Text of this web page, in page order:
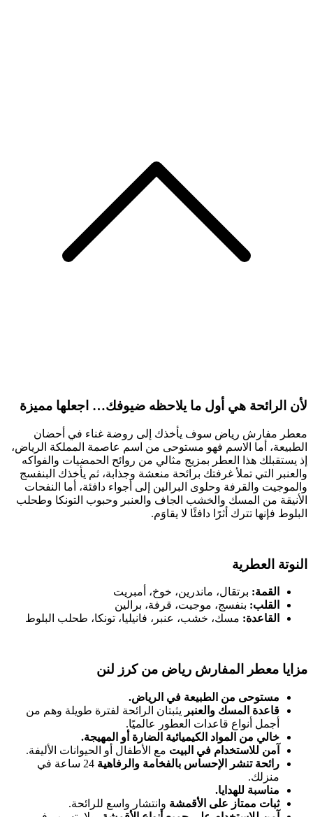
لأن الرائحة هي أول ما يلاحظه ضيوفك… اجعلها مميزة
معطر مفارش رياض سوف يأخذك إلى روضة غناء في أحضان
الطبيعة، أما الاسم فهو مستوحى من اسم عاصمة المملكة الرياض،
إذ يستقبلك هذا العطر بمزيج مثالي من روائح الحمضيات والفواكه
والعنبر التي تملأ غرفتك برائحة منعشة وجذابة، ثم يأخذك البنفسج
والموجيت والقرفة وحلوى البرالين إلى أجواء دافئة، أما النفحات
الأنيقة من المسك والخشب الجاف والعنبر وحبوب التونكا وطحلب
البلوط فإنها تترك أثرًا دافئًا لا يقاوَم.
النوتة العطرية
القمة: برتقال، ماندرين، خوخ، أمبريت
القلب: بنفسج، موجيت، قرفة، برالين
القاعدة: مسك، خشب، عنبر، فانيليا، تونكا، طحلب البلوط
مزايا معطر المفارش رياض من كرز لنن
مستوحى من الطبيعة في الرياض.
قاعدة المسك والعنبر يثبتان الرائحة لفترة طويلة وهم من
أجمل أنواع قاعدات العطور عالميًا.
خالي من المواد الكيميائية الضارة أو المهيجة.
آمن للاستخدام في البيت مع الأطفال أو الحيوانات الأليفة.
رائحة تنشر الإحساس بالفخامة والرفاهية
24 ساعة في
منزلك.
مناسبة للهدايا.
ثبات ممتاز على الأقمشة وانتشار واسع للرائحة.